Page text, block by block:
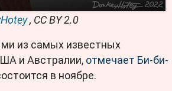
, CC BY 2.0
из самых известных
и Австралии, отмечает Би-би-
в ноябре.